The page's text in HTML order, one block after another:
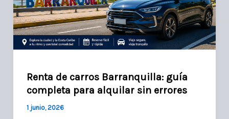
Renta de carros Barranquilla: guía
completa para alquilar sin errores
1 junio, 2026